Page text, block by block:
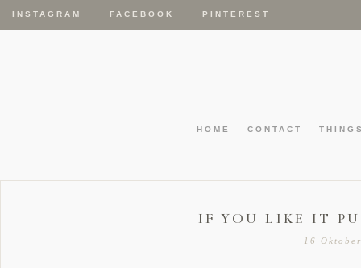
INSTAGRAM FACEBOOK PINTEREST
HOME CONTACT
IF YOU LIKE IT
16